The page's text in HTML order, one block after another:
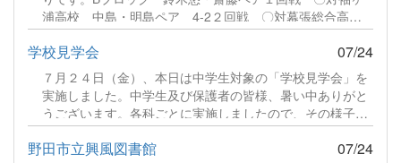
浦高校 中島・明島ペア 4-2２回戦 〇対幕張総合高
校 宮野・古川ペア 4-0３回戦 〇対県立千葉高校 沼
田・鯉渕ペア 4-0４回戦 〇対袖ヶ浦高校 中山・鈴木
ペア 4-2（準決勝）５回戦 ●対千葉商業高校 佐藤・横
山ペア 1-4（決勝）続きをみる
学校見学会 07/24
７月２４日（金）、本日は中学生対象の「学校見学会」を
実施しました。中学生及び保護者の皆様、暑い中ありがと
うございます。各科ごとに実施しましたので、その様子を
ご紹介します。食品科学科 説明続きをみる
野田市立興風図書館 07/24